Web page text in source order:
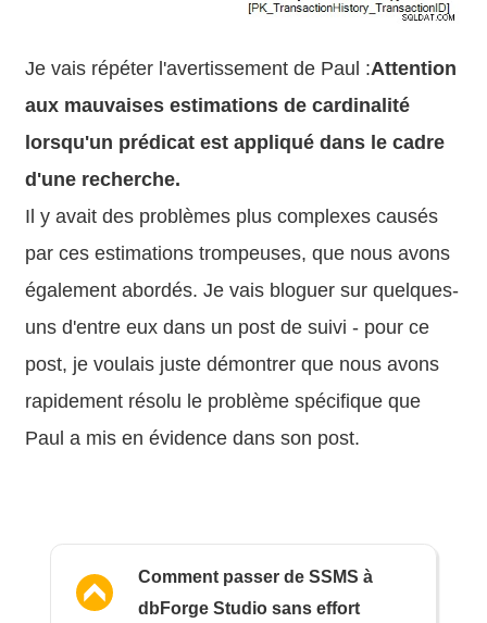
Je vais répéter l'avertissement de Paul :Attention
aux mauvaises estimations de cardinalité
lorsqu'un prédicat est appliqué dans le cadre
d'une recherche.
Il y avait des problèmes plus complexes causés
par ces estimations trompeuses, que nous avons
également abordés. Je vais bloguer sur quelques-
uns d'entre eux dans un post de suivi - pour ce
post, je voulais juste démontrer que nous avons
rapidement résolu le problème spécifique que
Paul a mis en évidence dans son post.
Comment passer de SSMS à
dbForge Studio sans effort